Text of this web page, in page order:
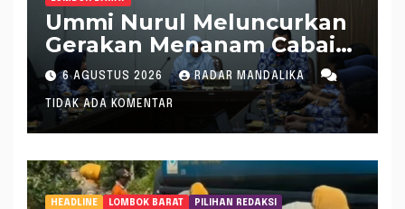
Ummi Nurul Meluncurkan
Gerakan Menanam Cabai
Tangani Inflasi
6 AGUSTUS 2026 RADAR MANDALIKA
TIDAK ADA KOMENTAR
HEADLINE LOMBOK BARAT PILIHAN REDAKSI